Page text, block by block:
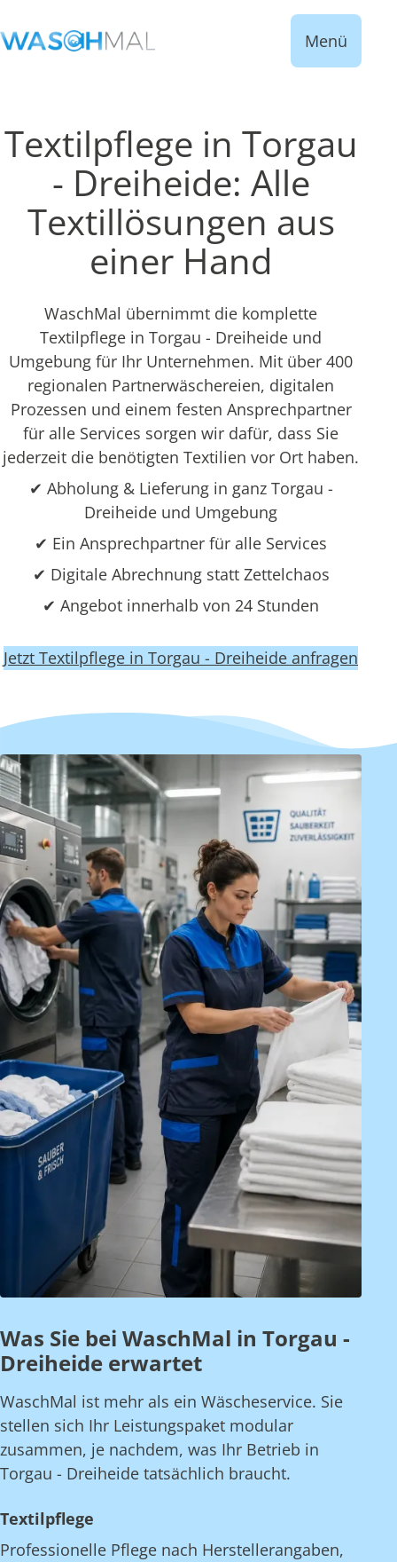
Menü
Textilpflege in Torgau
- Dreiheide: Alle
Textillösungen aus
einer Hand
WaschMal übernimmt die komplette
Textilpflege in Torgau - Dreiheide und
Umgebung für Ihr Unternehmen. Mit über 400
regionalen Partnerwäschereien, digitalen
Prozessen und einem festen Ansprechpartner
für alle Services sorgen wir dafür, dass Sie
jederzeit die benötigten Textilien vor Ort haben.
✔ Abholung & Lieferung in ganz Torgau -
Dreiheide und Umgebung
✔ Ein Ansprechpartner für alle Services
✔ Digitale Abrechnung statt Zettelchaos
✔ Angebot innerhalb von 24 Stunden
Jetzt Textilpflege in Torgau - Dreiheide anfragen
Was Sie bei WaschMal in Torgau -
Dreiheide erwartet
WaschMal ist mehr als ein Wäscheservice. Sie
stellen sich Ihr Leistungspaket modular
zusammen, je nachdem, was Ihr Betrieb in
Torgau - Dreiheide tatsächlich braucht.
Textilpflege
Professionelle Pflege nach Herstellerangaben,